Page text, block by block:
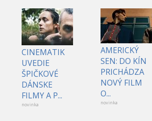
CINEMATIK
UVEDIE
ŠPIČKOVÉ
DÁNSKE
FILMY A P...
novinka
AMERICKÝ
SEN: DO KÍN
PRICHÁDZA
NOVÝ FILM
O...
novinka